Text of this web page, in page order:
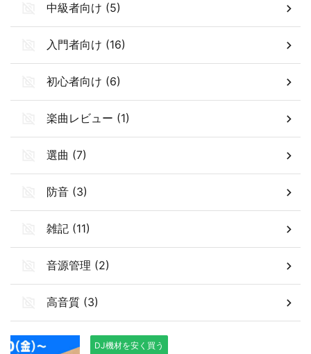
中級者向け (5)
入門者向け (16)
初心者向け (6)
楽曲レビュー (1)
選曲 (7)
防音 (3)
雑記 (11)
音源管理 (2)
高音質 (3)
DJ機材を安く買う